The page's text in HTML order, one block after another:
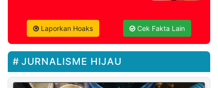
Laporkan Hoaks Cek Fakta Lain
JURNALISME HIJAU